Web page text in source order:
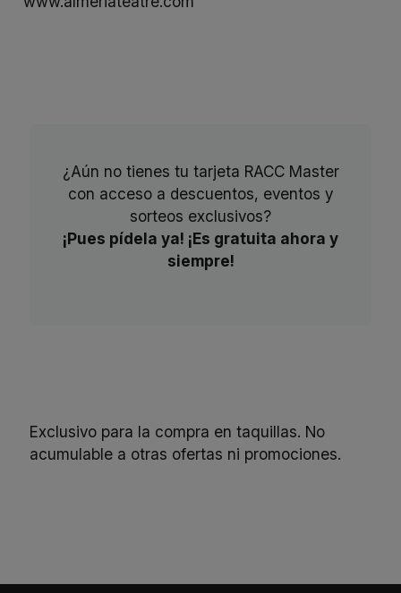
¿Aún no tienes tu tarjeta RACC Master
con acceso a descuentos, eventos y
sorteos exclusivos?
¡Pues pídela ya! ¡Es gratuita ahora y
siempre!
Exclusivo para la compra en taquillas. No
acumulable a otras ofertas ni promociones.